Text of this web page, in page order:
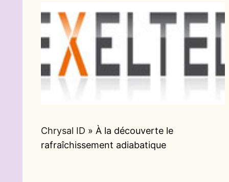
Chrysal ID » À la découverte le
rafraîchissement adiabatique